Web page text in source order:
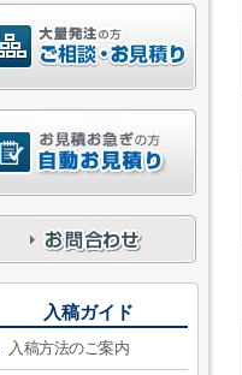
入稿ガイド
入稿方法のご案内